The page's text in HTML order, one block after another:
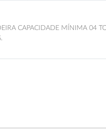
CAPACIDADE MÍNIMA 04